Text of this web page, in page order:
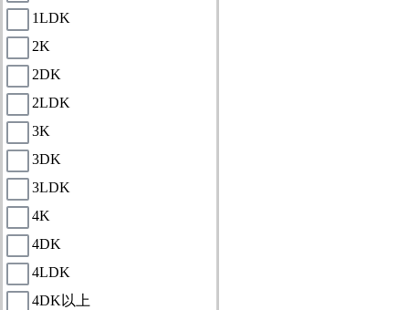
1LDK
2K
2DK
2LDK
3K
3DK
3LDK
4K
4DK
4LDK
4DK以上